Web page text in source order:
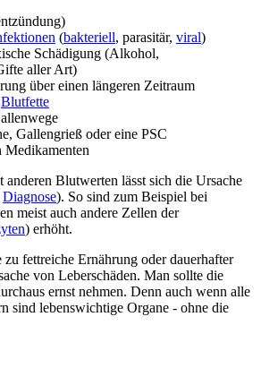
(bakteriell, parasitär, viral)
Schädigung (Alkohol,
aller Art)
über einen längeren Zeitraum
Blutfette
Gallengrieß oder eine PSC
Blutwerten lässt sich die Ursache
Diagnose). So sind zum Beispiel bei
meist auch andere Zellen der
) erhöht.
fettreiche Ernährung oder dauerhafter
von Leberschäden. Man sollte die
ernst nehmen. Denn auch wenn alle
sind lebenswichtige Organe - ohne die